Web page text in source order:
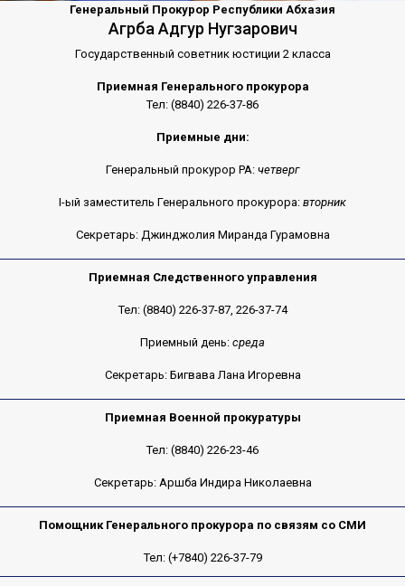
Генеральный Прокурор Республики Абхазия
Агрба Адгур Нугзарович
Государственный советник юстиции 2 класса
Приемная Генерального прокурора
Тел: (8840) 226-37-86
Приемные дни:
Генеральный прокурор РА: четверг
I-ый заместитель Генерального прокурора: вторник
Секретарь: Джинджолия Миранда Гурамовна
Приемная Следственного управления
Тел: (8840) 226-37-87, 226-37-74
Приемный день: среда
Секретарь: Бигвава Лана Игоревна
Приемная Военной прокуратуры
Тел: (8840) 226-23-46
Секретарь: Аршба Индира Николаевна
Помощник Генерального прокурора по связям со СМИ
Тел: (+7840) 226-37-79